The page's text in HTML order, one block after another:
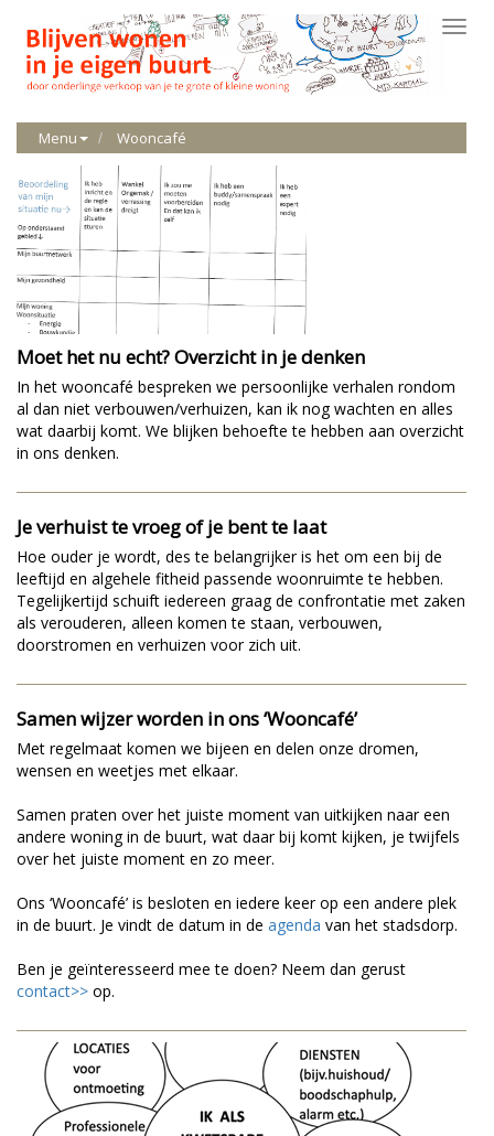
Menu Wooncafé
Moet het nu echt? Overzicht in je denken
In het wooncafé bespreken we persoonlijke verhalen rondom
al dan niet verbouwen/verhuizen, kan ik nog wachten en alles
wat daarbij komt. We blijken behoefte te hebben aan overzicht
in ons denken.
Je verhuist te vroeg of je bent te laat
Hoe ouder je wordt, des te belangrijker is het om een bij de
leeftijd en algehele fitheid passende woonruimte te hebben.
Tegelijkertijd schuift iedereen graag de confrontatie met zaken
als verouderen, alleen komen te staan, verbouwen,
doorstromen en verhuizen voor zich uit.
Samen wijzer worden in ons ‘Wooncafé’
Met regelmaat komen we bijeen en delen onze dromen,
wensen en weetjes met elkaar.
Samen praten over het juiste moment van uitkijken naar een
andere woning in de buurt, wat daar bij komt kijken, je twijfels
over het juiste moment en zo meer.
Ons ‘Wooncafé’ is besloten en iedere keer op een andere plek
in de buurt. Je vindt de datum in de agenda van het stadsdorp.
Ben je geïnteresseerd mee te doen? Neem dan gerust
contact>> op.